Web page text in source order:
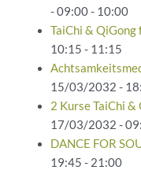
- 09:00 - 10:00
TaiChi & QiGong
10:15 - 11:15
15/03/2032 -
2 Kurse TaiChi
17/03/2032 -
DANCE FOR
19:45 - 21:00